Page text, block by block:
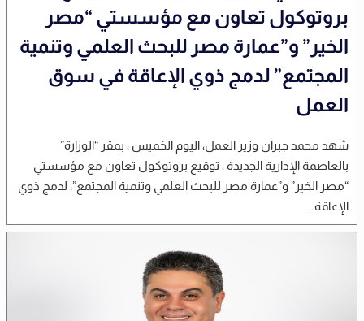
بروتوكول تعاون مع مؤسستي “مصر
الخير” و”عمارة مصر للبحث العلمي وتنمية
المجتمع” لدمج ذوي الإعاقة في سوق
العمل
شهد محمد جبران وزير العمل، اليوم الخميس ، بمقر “الوزارة”
بالعاصمة الإدارية الجديدة ، توقيع بروتوكول تعاون مع مؤسستي
“مصر الخير” و”عمارة مصر للبحث العلمي وتنمية المجتمع”، لدمج ذوي
الإعاقة...